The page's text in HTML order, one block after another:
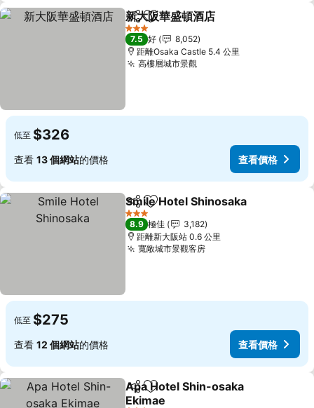
分享 放到收藏夾
新大阪華盛頓酒店
3 星級
7.5 好
8,052
距離Osaka Castle 5.4 公里
高樓層城市景觀
低至 $326
查看 13 個網站的價格 查看價格
分享 放到收藏夾
Smile Hotel Shinosaka
3 星級
8.9 極佳
3,182
距離新大阪站 0.6 公里
寬敞城市景觀客房
低至 $275
查看 12 個網站的價格 查看價格
分享 放到收藏夾
Apa Hotel Shin-osaka
Ekimae